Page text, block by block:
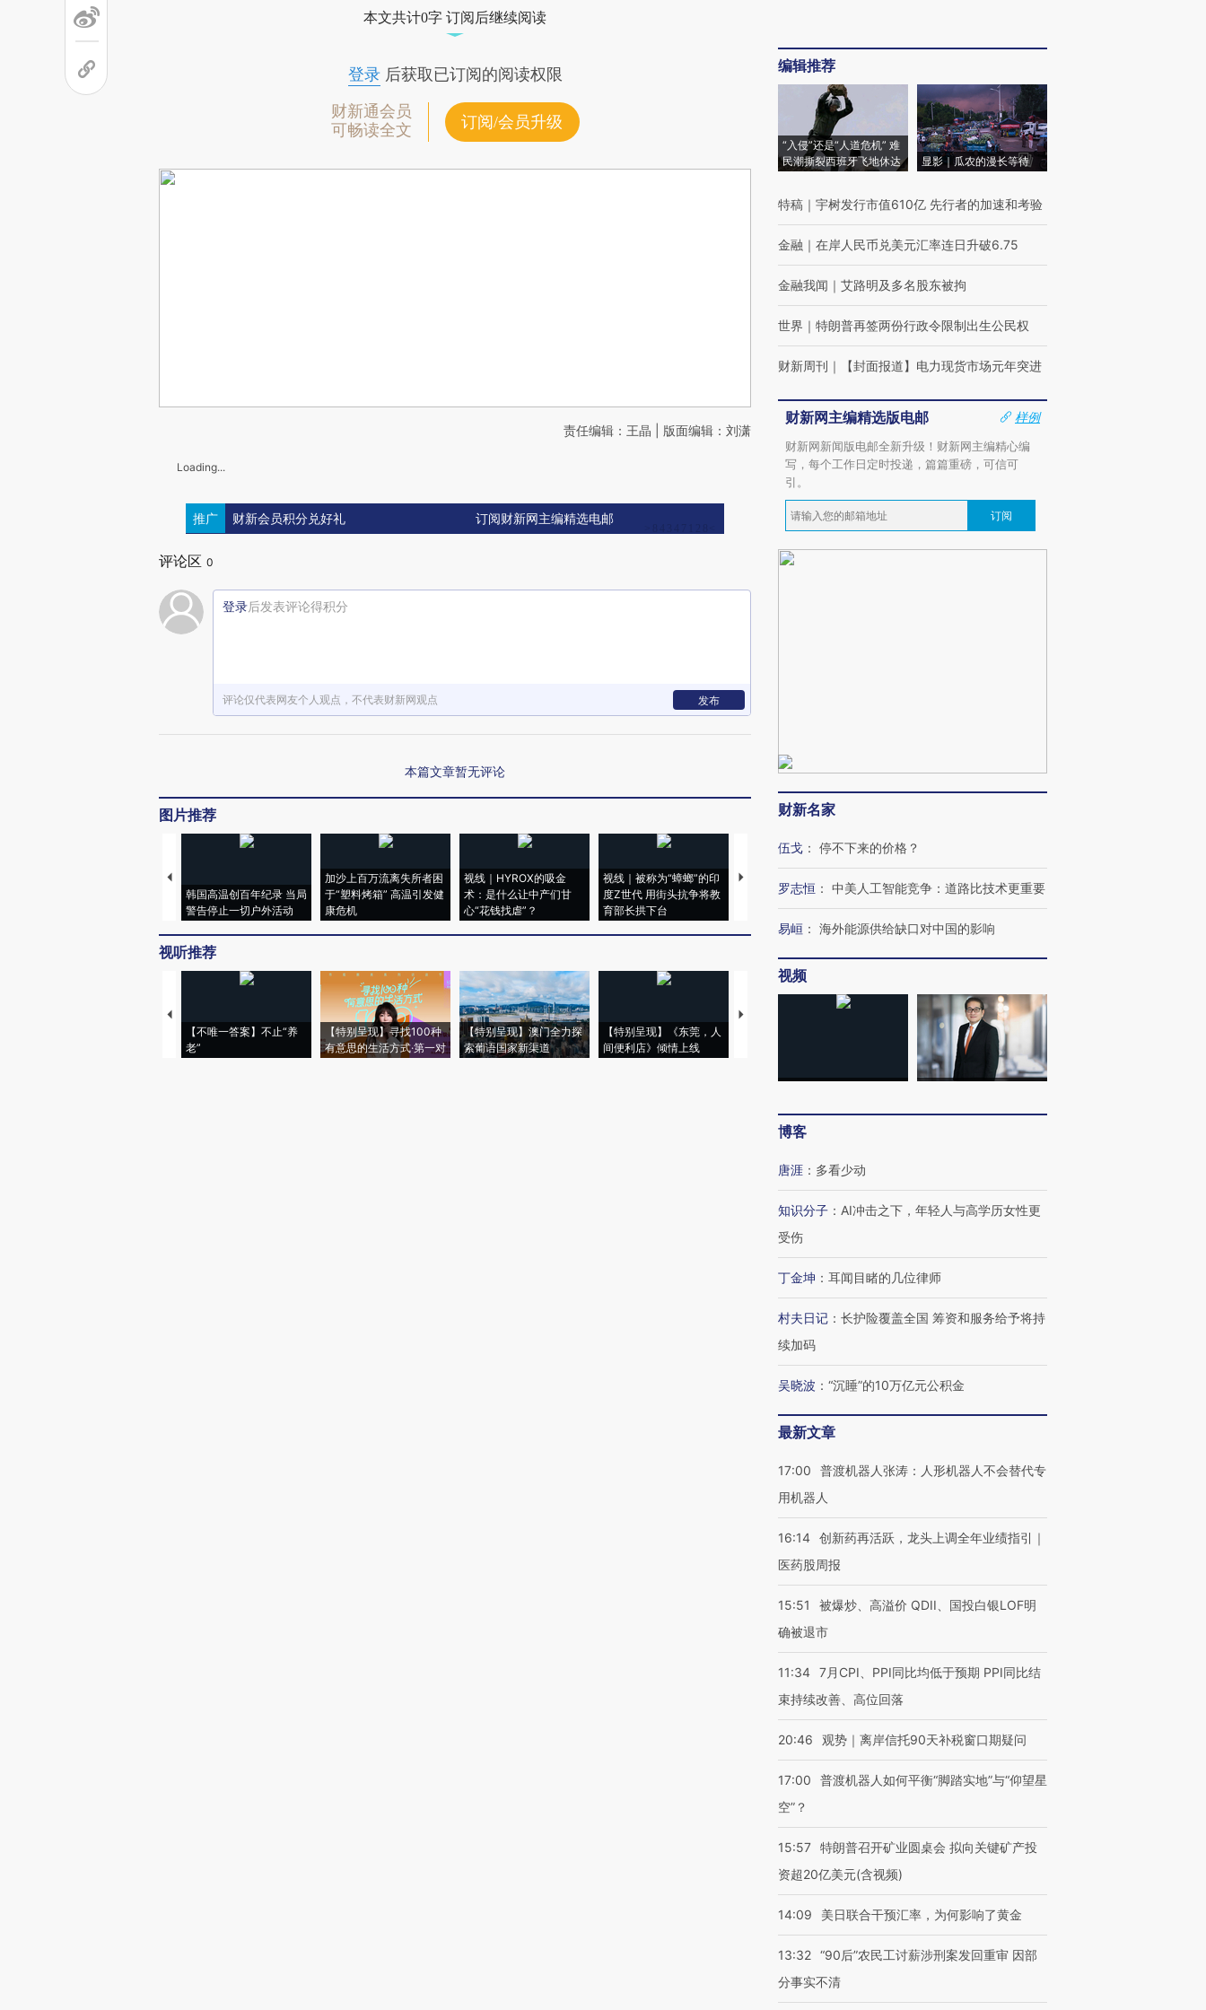
本文共计0字 订阅后继续阅读
登录后获取已订阅的阅读权限
财新通会员
可畅读全文
订阅/会员升级
责任编辑：王晶 | 版面编辑：刘潇
Loading...
推广 财新会员积分兑好礼 订阅财新网主编精选电邮
评论区 0
登录后发表评论得积分
评论仅代表网友个人观点，不代表财新网观点 发布
本篇文章暂无评论
图片推荐
韩国高温创百年纪录 当局
警告停止一切户外活动
加沙上百万流离失所者困
于“塑料烤箱” 高温引发健
康危机
视线｜HYROX的吸金
术：是什么让中产们甘
心“花钱找虐”？
视线｜被称为“蟑螂”的印
度Z世代 用街头抗争将教
育部长拱下台
视线｜“入侵”还是“人道危
机”？难民潮撕裂西班牙
飞地休达
128毫米 紧急转移近
4000人
雨 3小时累计雨量超80毫
米
视听推荐
【不唯一答案】不止“养
老”
【特别呈现】寻找100种
有意思的生活方式·第一对
【特别呈现】澳门全力探
索葡语国家新渠道
【特别呈现】《东莞，人
间便利店》倾情上线
【推广】走进第四届链博
【特别呈现】寻找100种
有意思的生活方式·第三对
【商旅对话】华住集团
住三大增长引擎是什么？
编辑推荐
“入侵”还是“人道危机” 难
民潮撕裂西班牙飞地休达
显影｜瓜农的漫长等待
特稿 ｜ 宇树发行市值610亿 先行者的加速和考验
金融 ｜ 在岸人民币兑美元汇率连日升破6.75
金融我闻 ｜ 艾路明及多名股东被拘
世界 ｜ 特朗普再签两份行政令限制出生公民权
财新周刊 ｜ 【封面报道】电力现货市场元年突进
财新网主编精选版电邮
样例
财新网新闻版电邮全新升级！财新网主编精心编
写，每个工作日定时投递，篇篇重磅，可信可
引。
订阅
财新名家
伍戈 ： 停不下来的价格？
罗志恒 ： 中美人工智能竞争：道路比技术更重要
易峘 ： 海外能源供给缺口对中国的影响
视频
博客
唐涯 ： 多看少动
知识分子 ： AI冲击之下，年轻人与高学历女性更
受伤
丁金坤 ： 耳闻目睹的几位律师
村夫日记 ： 长护险覆盖全国 筹资和服务给予将持
续加码
吴晓波 ： “沉睡”的10万亿元公积金
最新文章
17:00
普渡机器人张涛：人形机器人不会替代专
用机器人
16:14 创新药再活跃，龙头上调全年业绩指引｜
医药股周报
15:51
被爆炒、高溢价 QDII、国投白银LOF明
确被退市
11:34 7月CPI、PPI同比均低于预期 PPI同比结
束持续改善、高位回落
20:46 观势｜离岸信托90天补税窗口期疑问
17:00
普渡机器人如何平衡“脚踏实地”与“仰望星
空”？
15:57 特朗普召开矿业圆桌会 拟向关键矿产投
资超20亿美元(含视频)
14:09 美日联合干预汇率，为何影响了黄金
13:32 “90后”农民工讨薪涉刑案发回重审 因部
分事实不清